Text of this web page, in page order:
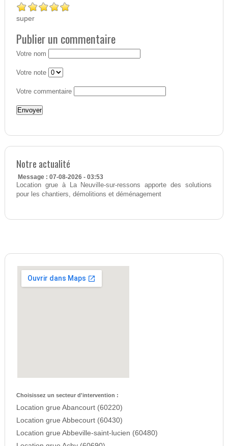
super
Publier un commentaire
Votre nom
Votre note
Votre commentaire
Notre actualité
Message : 07-08-2026 - 03:53
Location grue à La Neuville-sur-ressons apporte des solutions
pour les chantiers, démolitions et déménagement
Choisissez un secteur d'intervention :
Location grue Abancourt (60220)
Location grue Abbecourt (60430)
Location grue Abbeville-saint-lucien (60480)